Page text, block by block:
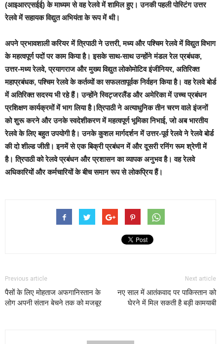
(आइआरएसईई) के माध्यम से वह रेलवे में शामिल हुए। उनकी पहली पोस्टिंग उत्तर
रेलवे में सहायक विद्युत अभियंता के रूप में थी।
अपने प्रभावशाली करियर में त्रिपाठी ने उत्तरी, मध्य और पश्चिम रेलवे में विद्युत विभाग
के महत्वपूर्ण पदों पर काम किया है। इसके साथ-साथ उन्होंने मंडल रेल प्रबंधक,
उत्तर-मध्य रेलवे, प्रयागराज और मुख्य विद्युत लोकोमोटिव इंजीनियर, अतिरिक्त
महाप्रबंधक, पश्चिम रेलवे के कर्तव्यों का सफलतापूर्वक निर्वहन किया है। वह रेलवे बोर्ड
में अतिरिक्त सदस्य भी रहे हैं। उन्होंने स्विट्जरलैंड और अमेरिका में उच्च प्रबंधन
प्रशिक्षण कार्यक्रमों में भाग लिया है।त्रिपाठी ने अत्याधुनिक तीन चरण वाले इंजनों
को शुरू करने और उनके स्वदेशीकरण में महत्वपूर्ण भूमिका निभाई, जो अब भारतीय
रेलवे के लिए बहुत उपयोगी है। उनके कुशल मार्गदर्शन में उत्तर-पूर्व रेलवे ने रेलवे बोर्ड
की दो शील्ड जीती। इनमें से एक बिक्री प्रबंधन में और दूसरी रनिंग रूम श्रेणी में
है। त्रिपाठी को रेलवे प्रबंधन और प्रशासन का व्यापक अनुभव है। वह रेलवे
अधिकारियों और कर्मचारियों के बीच समान रूप से लोकप्रिय हैं।
Previous article
पैसों के लिए मोहताज अफगानिस्तान के
लोग अपनी संतान बेचने तक को मजबूर
Next article
नए साल में आतंकवाद पर पाकिस्तान को
घेरने में मिल सकती है बड़ी कामयाबी